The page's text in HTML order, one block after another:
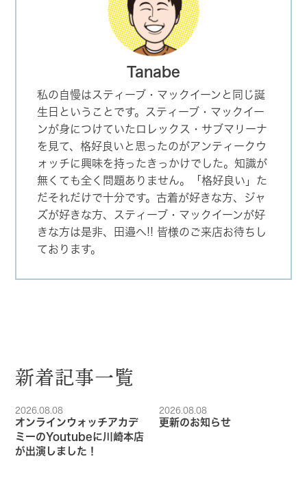
Tanabe
私の自慢はスティーブ・マックイーンと同じ誕
生日ということです。スティーブ・マックイー
ンが身につけていたロレックス・サブマリーナ
を見て、格好良いと思ったのがアンティークウ
ォッチに興味を持ったきっかけでした。知識が
無くても全く問題ありません。「格好良い」た
だそれだけで十分です。古着が好きな方、ジャ
ズが好きな方、スティーブ・マックイーンが好
きな方は是非、田邉へ!! 皆様のご来店お待ちし
ております。
新着記事一覧
2026.08.08
オンラインウォッチアカデ
ミーのYoutubeに川崎本店
が出演しました！
2026.08.08
更新のお知らせ